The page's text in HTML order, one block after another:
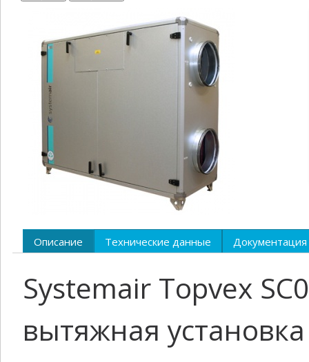
Описание Технические данные Документация
Systemair Topvex
вытяжная установка